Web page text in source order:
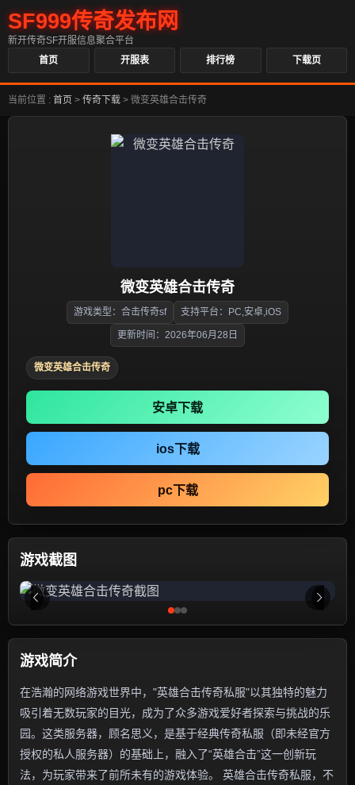
SF999传奇发布网
新开传奇SF开服信息聚合平台
首页
开服表 排行榜 下载页
当前位置 : 首页 > 传奇下载 > 微变英雄合击传奇
微变英雄合击传奇
游戏类型：合击传奇sf 支持平台：PC,安卓,iOS
更新时间：2026年06月28日
微变英雄合击传奇
安卓下载
ios下载
pc下载
游戏截图
游戏简介
在浩瀚的网络游戏世界中，"英雄合击传奇私服"以其独特的魅力
吸引着无数玩家的目光，成为了众多游戏爱好者探索与挑战的乐
园。这类服务器，顾名思义，是基于经典传奇私服（即未经官方
授权的私人服务器）的基础上，融入了“英雄合击”这一创新玩
法，为玩家带来了前所未有的游戏体验。 英雄合击传奇私服，不